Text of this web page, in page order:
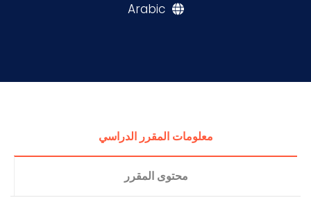
Arabic
معلومات المقرر الدراسي
محتوى المقرر